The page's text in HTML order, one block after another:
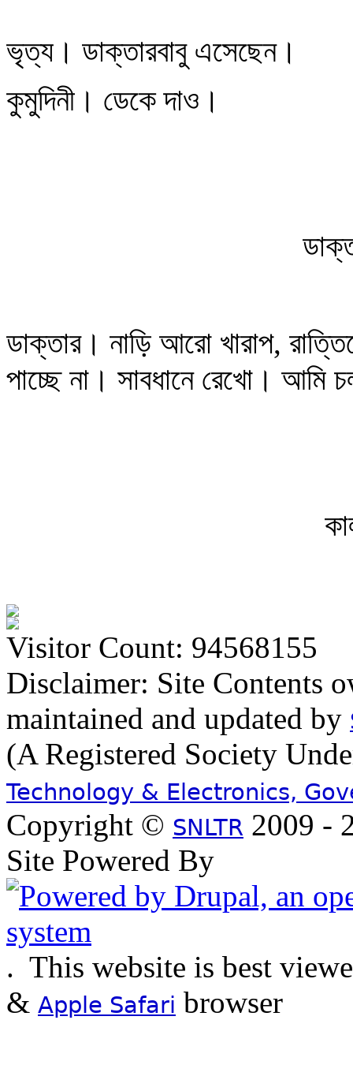
ভৃত্য। ডাক্তারবাবু এসেছেন।
কুমুদিনী। ডেকে দাও।
ডাক্তার। নাড়ি আরো খারাপ,
পাচ্ছে না। সাবধানে রেখো। আমি
Visitor Count: 94568155
Disclaimer: Site Contents
maintained and updated by
(A Registered Society
Technology & Electronics,
Copyright © SNLTR 2009 -
Site Powered By
. This website is best
& Apple Safari browser